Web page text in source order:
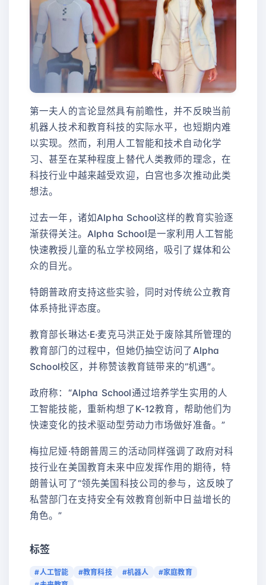
第一夫人的言论显然具有前瞻性，并不反映当前
机器人技术和教育科技的实际水平，也短期内难
以实现。然而，利用人工智能和技术自动化学
习、甚至在某种程度上替代人类教师的理念，在
科技行业中越来越受欢迎，白宫也多次推动此类
想法。
过去一年，诸如Alpha School这样的教育实验逐
渐获得关注。Alpha School是一家利用人工智能
快速教授儿童的私立学校网络，吸引了媒体和公
众的目光。
特朗普政府支持这些实验，同时对传统公立教育
体系持批评态度。
教育部长琳达·E·麦克马洪正处于废除其所管理的
教育部门的过程中，但她仍抽空访问了Alpha
School校区，并称赞该教育链带来的“机遇”。
政府称：“Alpha School通过培养学生实用的人
工智能技能，重新构想了K-12教育，帮助他们为
快速变化的技术驱动型劳动力市场做好准备。”
梅拉尼娅·特朗普周三的活动同样强调了政府对科
技行业在美国教育未来中应发挥作用的期待，特
朗普认可了“领先美国科技公司的参与，这反映了
私营部门在支持安全有效教育创新中日益增长的
角色。”
标签
#人工智能 #教育科技 #机器人
#家庭教育